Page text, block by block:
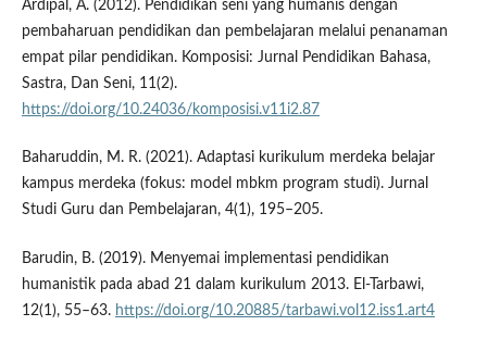
Ardipal, A. (2012). Pendidikan seni yang humanis dengan
pembaharuan pendidikan dan pembelajaran melalui penanaman
empat pilar pendidikan. Komposisi: Jurnal Pendidikan Bahasa,
Sastra, Dan Seni, 11(2).
https://doi.org/10.24036/komposisi.v11i2.87
Baharuddin, M. R. (2021). Adaptasi kurikulum merdeka belajar
kampus merdeka (fokus: model mbkm program studi). Jurnal
Studi Guru dan Pembelajaran, 4(1), 195–205.
Barudin, B. (2019). Menyemai implementasi pendidikan
humanistik pada abad 21 dalam kurikulum 2013. El-Tarbawi,
12(1), 55–63. https://doi.org/10.20885/tarbawi.vol12.iss1.art4